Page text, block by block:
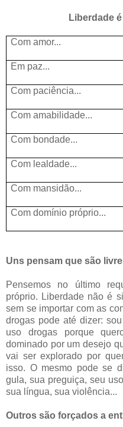
Liberdade
Com amor...
Em paz...
Com paciência...
Com amabilidade...
Com bondade...
Com lealdade...
Com mansidão...
Com domínio próprio...
Uns pensam que são
Pensemos no último
próprio. Liberdade não é
sem se importar com as
drogas pode até dizer:
uso drogas porque
dominado por um desejo
vai ser explorado por
isso. O mesmo pode se
gula, sua preguiça, seu
sua língua, sua violência...
Outros são forçados a